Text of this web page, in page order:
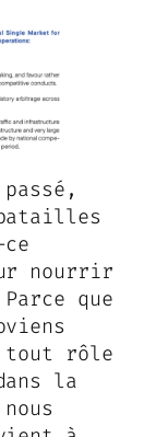
nourrir
que
tout rôle
la